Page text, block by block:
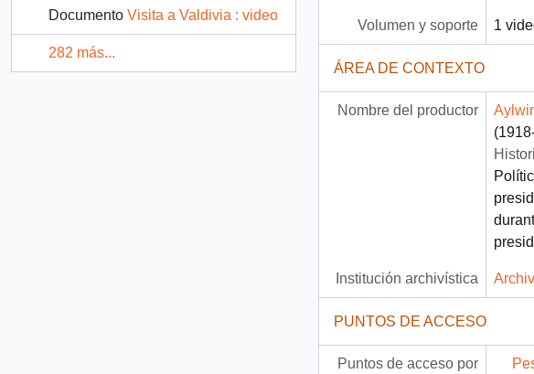
Documento Visita a Valdivia : video
282 más...
Volumen y soporte 1
ÁREA DE CONTEXTO
Nombre del productor
Institución archivística
PUNTOS DE ACCESO
Puntos de acceso por